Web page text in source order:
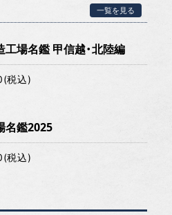
一覧を見る
工場名鑑 甲信越・北陸編
税込)
名鑑2025
税込)